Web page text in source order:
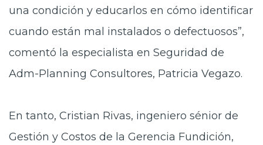
una condición y educarlos en cómo identificar
cuando están mal instalados o defectuosos”,
comentó la especialista en Seguridad de
Adm-Planning Consultores, Patricia Vegazo.
En tanto, Cristian Rivas, ingeniero sénior de
Gestión y Costos de la Gerencia Fundición,